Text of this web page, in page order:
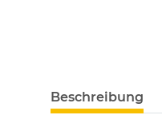
Beschreibung